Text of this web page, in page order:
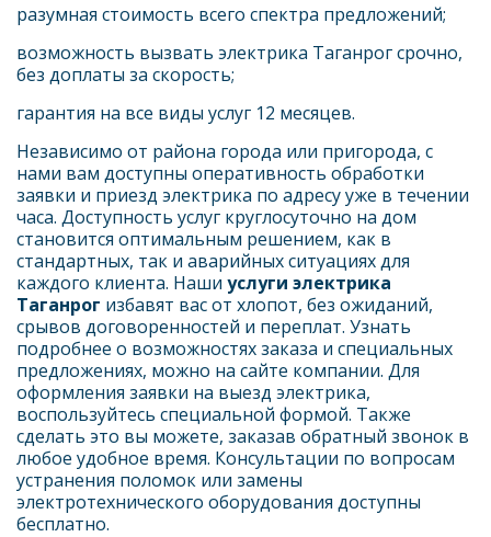
разумная стоимость всего спектра предложений;
возможность вызвать электрика Таганрог срочно,
без доплаты за скорость;
гарантия на все виды услуг 12 месяцев.
Независимо от района города или пригорода, с
нами вам доступны оперативность обработки
заявки и приезд электрика по адресу уже в течении
часа. Доступность услуг круглосуточно на дом
становится оптимальным решением, как в
стандартных, так и аварийных ситуациях для
каждого клиента. Наши услуги электрика
Таганрог избавят вас от хлопот, без ожиданий,
срывов договоренностей и переплат. Узнать
подробнее о возможностях заказа и специальных
предложениях, можно на сайте компании. Для
оформления заявки на выезд электрика,
воспользуйтесь специальной формой. Также
сделать это вы можете, заказав обратный звонок в
любое удобное время. Консультации по вопросам
устранения поломок или замены
электротехнического оборудования доступны
бесплатно.